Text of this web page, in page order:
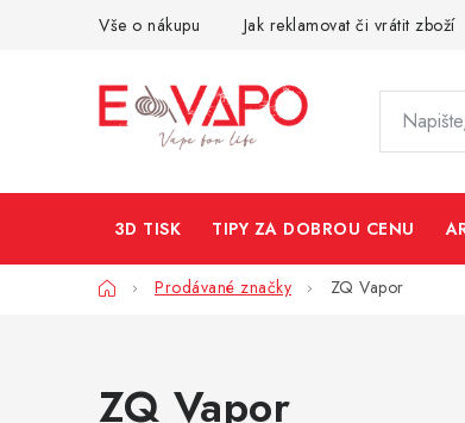
Vše o nákupu Jak reklamovat či vrátit zboží
3D TISK TIPY ZA DOBROU CENU
DomůProdávané značky ZQ Vapor
ZQ Vapor